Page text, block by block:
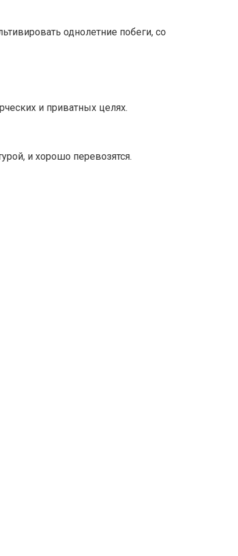
однолетние побеги, со
и приватных целях.
и хорошо перевозятся.